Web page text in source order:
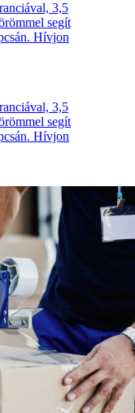
3,5
segít
Hívjon
3,5
segít
Hívjon